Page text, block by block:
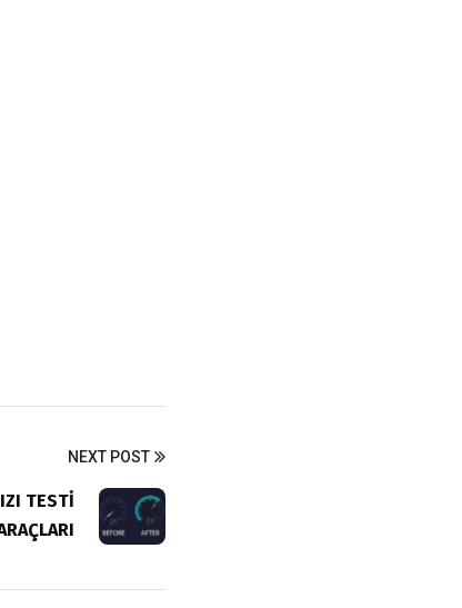
NEXT POST
TESTİ